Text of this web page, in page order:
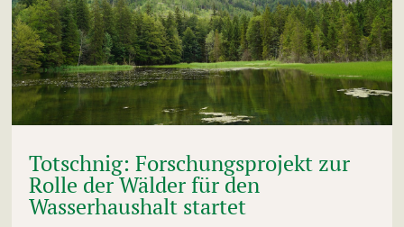
Totschnig: Forschungsprojekt zur
Rolle der Wälder für den
Wasserhaushalt startet